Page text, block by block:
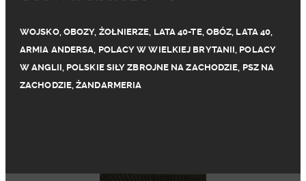
WOJSKO, OBOZY, ŻOŁNIERZE, LATA 40-TE, OBÓZ, LATA 40,
ARMIA ANDERSA, POLACY W WIELKIEJ BRYTANII, POLACY
W ANGLII, POLSKIE SIŁY ZBROJNE NA ZACHODZIE, PSZ NA
ZACHODZIE,ŻANDARMERIA